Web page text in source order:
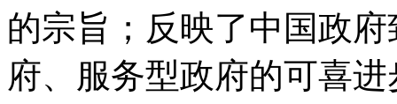
的宗旨；反映了中国政
府、服务型政府的可喜